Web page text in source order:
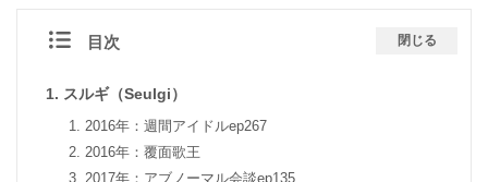
目次 閉じる
スルギ（Seulgi）
2016年：週間アイドルep267
2016年：覆面歌王
2017年：アブノーマル会談ep135